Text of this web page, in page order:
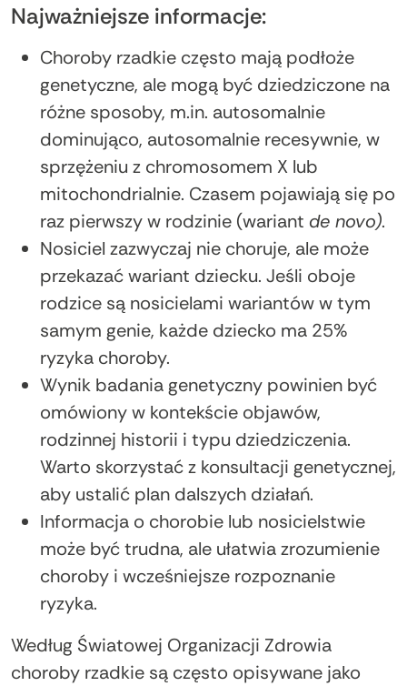
Najważniejsze informacje:
Choroby rzadkie często mają podłoże
genetyczne, ale mogą być dziedziczone na
różne sposoby, m.in. autosomalnie
dominująco, autosomalnie recesywnie, w
sprzężeniu z chromosomem X lub
mitochondrialnie. Czasem pojawiają się po
raz pierwszy w rodzinie (wariant de novo).
Nosiciel zazwyczaj nie choruje, ale może
przekazać wariant dziecku. Jeśli oboje
rodzice są nosicielami wariantów w tym
samym genie, każde dziecko ma 25%
ryzyka choroby.
Wynik badania genetyczny powinien być
omówiony w kontekście objawów,
rodzinnej historii i typu dziedziczenia.
Warto skorzystać z konsultacji genetycznej,
aby ustalić plan dalszych działań.
Informacja o chorobie lub nosicielstwie
może być trudna, ale ułatwia zrozumienie
choroby i wcześniejsze rozpoznanie
ryzyka.
Według Światowej Organizacji Zdrowia
choroby rzadkie są często opisywane jako